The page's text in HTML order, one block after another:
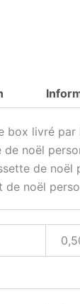
box livré par
de noël
de noël
de noël